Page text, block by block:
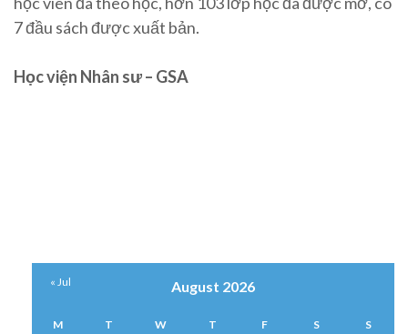
7 đầu sách được xuất bản.
Học viện Nhân sư – GSA
August 2026
M T W T F S S
« Jul